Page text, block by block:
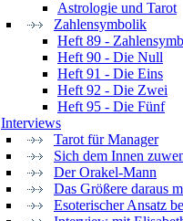
Astrologie und Tarot
Zahlensymbolik
Heft 89 -
Heft 90 - Die Null
Heft 91 - Die Eins
Heft 92 - Die Zwei
Heft 95 - Die Fünf
Interviews
Tarot für Manager
Sich dem Innen
Der Orakel-Mann
Das Größere daraus
Esoterischer Ansatz